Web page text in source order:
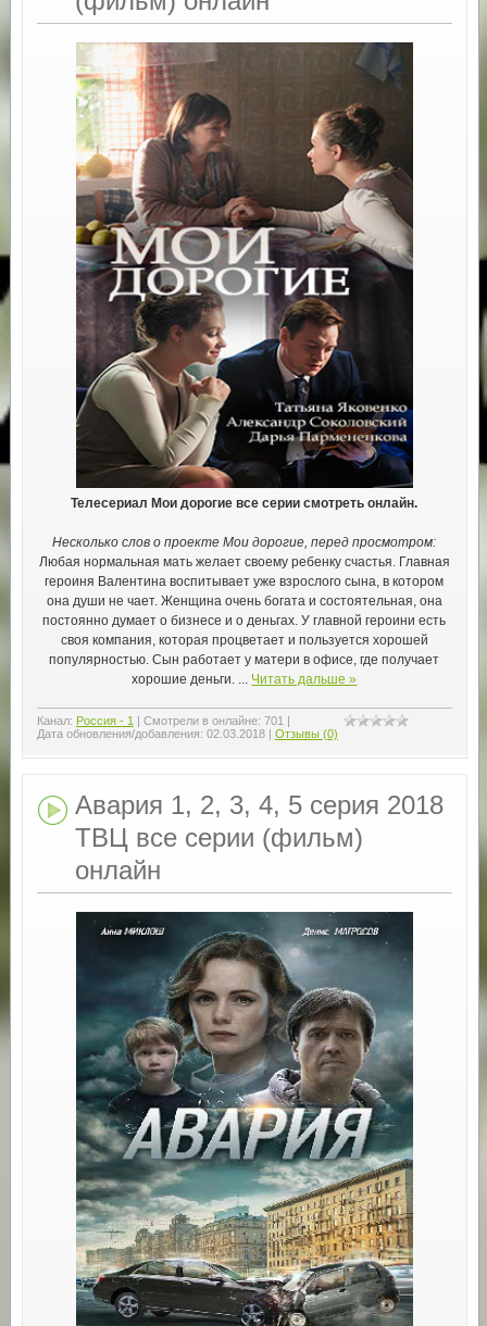
Телесериал Мои дорогие все серии смотреть онлайн.
Несколько слов о проекте Мои дорогие, перед просмотром:
Любая нормальная мать желает своему ребенку счастья. Главная
героиня Валентина воспитывает уже взрослого сына, в котором
она души не чает. Женщина очень богата и состоятельная, она
постоянно думает о бизнесе и о деньгах. У главной героини есть
своя компания, которая процветает и пользуется хорошей
популярностью. Сын работает у матери в офисе, где получает
хорошие деньги.
Читать дальше »
Канал: Россия - 1 | Смотрели в онлайне: 701 |
Дата обновления/добавления: 02.03.2018 | Отзывы (0)
Авария 1, 2, 3, 4, 5 серия 2018
ТВЦ все серии (фильм)
онлайн